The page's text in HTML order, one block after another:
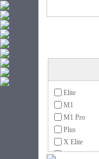
Elite
M1
M1 Pro
Plus
X Elite
X Plus